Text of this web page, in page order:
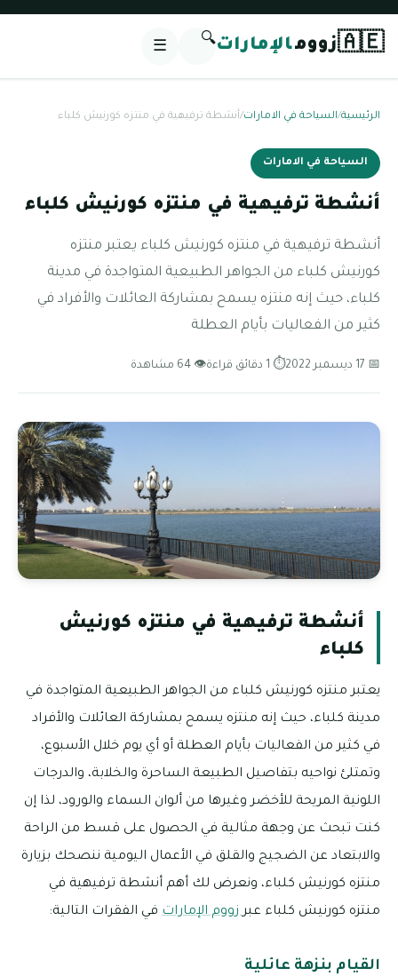
🇦🇪زوومالإمارات🔍
☰
الرئيسية/السياحة في الامارات/أنشطة ترفيهية في منتزه كورنيش كلباء
السياحة في الامارات
أنشطة ترفيهية في منتزه كورنيش كلباء
أنشطة ترفيهية في منتزه كورنيش كلباء يعتبر منتزه
كورنيش كلباء من الجواهر الطبيعية المتواجدة في مدينة
كلباء، حيث إنه منتزه يسمح بمشاركة العائلات والأفراد في
كثير من الفعاليات بأيام العطلة
📅 17 ديسمبر 2022 ⏱ 1 دقائق قراءة 👁 64 مشاهدة
أنشطة ترفيهية في منتزه كورنيش
كلباء
يعتبر منتزه كورنيش كلباء من الجواهر الطبيعية المتواجدة في
مدينة كلباء، حيث إنه منتزه يسمح بمشاركة العائلات والأفراد
في كثير من الفعاليات بأيام العطلة أو أي يوم خلال الأسبوع،
وتمتلئ نواحيه بتفاصيل الطبيعة الساحرة والخلابة، والدرجات
اللونية المريحة للأخضر وغيرها من ألوان السماء والورود، لذا إن
كنت تبحث عن وجهة مثالية في الحصول على قسط من الراحة
والابتعاد عن الضجيج والقلق في الأعمال اليومية ننصحك بزيارة
منتزه كورنيش كلباء، ونعرض لك أهم أنشطة ترفيهية في
منتزه كورنيش كلباء عبرزووم الإمارات في الفقرات التالية:
القيام بنزهة عائلية